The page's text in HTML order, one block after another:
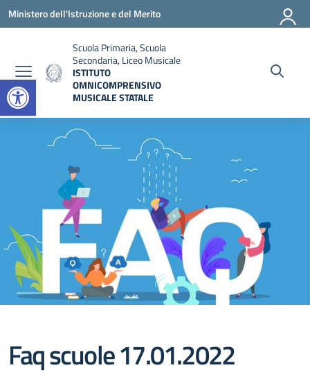
Open toolbar
Vai ai contenuti
Vai al menu di navigazione
Vai al footer
Ministero dell'Istruzione e del Merito
Scuola Primaria, Scuola
Secondaria, Liceo Musicale
ISTITUTO
OMNICOMPRENSIVO
MUSICALE STATALE
Faq scuole 17.01.2022